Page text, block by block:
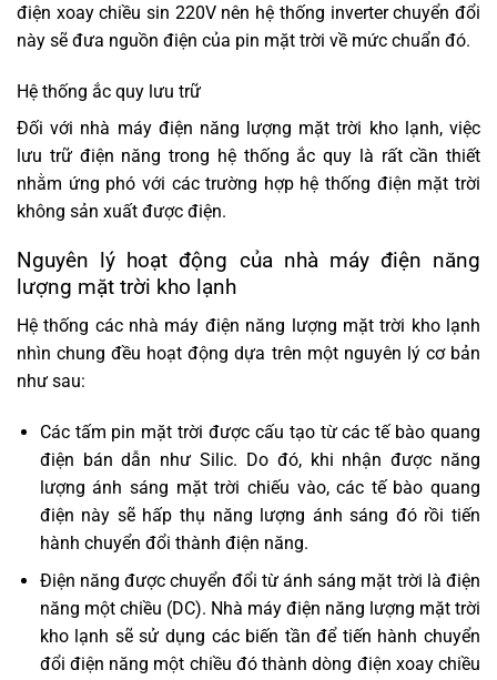
điện xoay chiều sin 220V nên hệ thống inverter chuyển đổi
này sẽ đưa nguồn điện của pin mặt trời về mức chuẩn đó.
Hệ thống ắc quy lưu trữ
Đối với nhà máy điện năng lượng mặt trời kho lạnh, việc
lưu trữ điện năng trong hệ thống ắc quy là rất cần thiết
nhằm ứng phó với các trường hợp hệ thống điện mặt trời
không sản xuất được điện.
Nguyên lý hoạt động của nhà máy điện năng
lượng mặt trời kho lạnh
Hệ thống các nhà máy điện năng lượng mặt trời kho lạnh
nhìn chung đều hoạt động dựa trên một nguyên lý cơ bản
như sau:
Các tấm pin mặt trời được cấu tạo từ các tế bào quang
điện bán dẫn như Silic. Do đó, khi nhận được năng
lượng ánh sáng mặt trời chiếu vào, các tế bào quang
điện này sẽ hấp thụ năng lượng ánh sáng đó rồi tiến
hành chuyển đổi thành điện năng.
Điện năng được chuyển đổi từ ánh sáng mặt trời là điện
năng một chiều (DC). Nhà máy điện năng lượng mặt trời
kho lạnh sẽ sử dụng các biến tần để tiến hành chuyển
đổi điện năng một chiều đó thành dòng điện xoay chiều